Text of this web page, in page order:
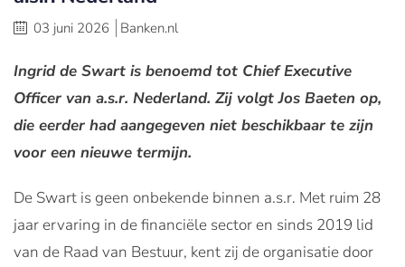
03 juni 2026 Banken.nl
Ingrid de Swart is benoemd tot Chief Executive
Officer van a.s.r. Nederland. Zij volgt Jos Baeten op,
die eerder had aangegeven niet beschikbaar te zijn
voor een nieuwe termijn.
De Swart is geen onbekende binnen a.s.r. Met ruim 28
jaar ervaring in de financiële sector en sinds 2019 lid
van de Raad van Bestuur, kent zij de organisatie door